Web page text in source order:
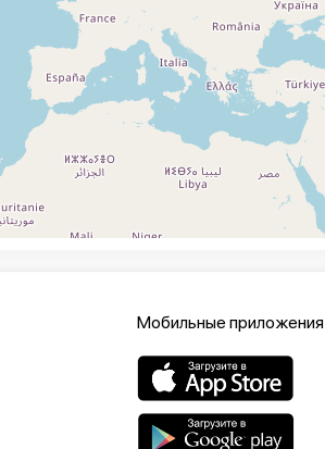
Мобильные приложения